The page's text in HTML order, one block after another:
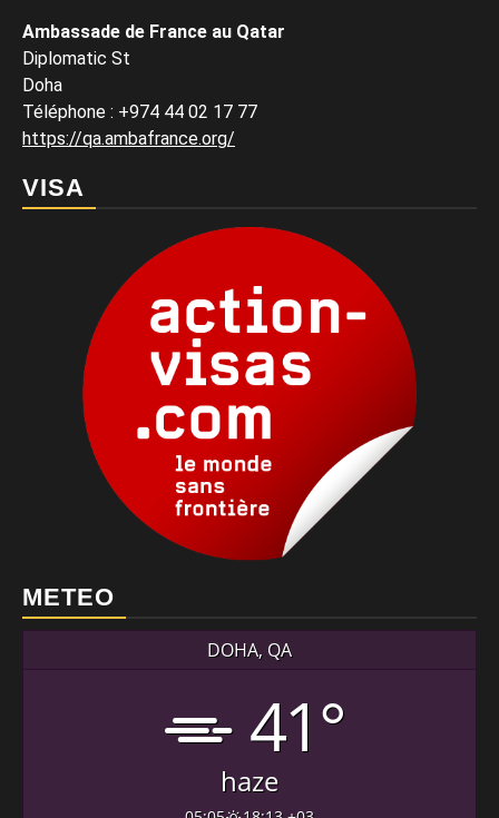
Ambassade de France au Qatar
Diplomatic St
Doha
Téléphone : +974 44 02 17 77
https://qa.ambafrance.org/
VISA
METEO
DOHA, QA
41°
haze